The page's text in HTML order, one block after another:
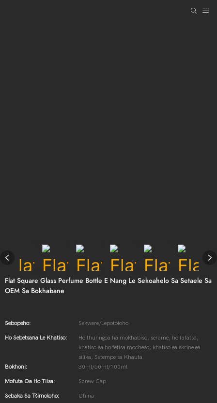
Flat Square Glass Perfume Bottle E Nang Le Sekoahelo Sa Setaele Sa
OEM Sa Bokhabane
Sebopeho: Sekwere/Lepotoloho
Ho Sebetsana Le Khatiso:
Ho thunngoa ha mokhabiso, serame, ho fafatsa,
khatiso ea ho fetisa mocheso, khatiso ea skrine ea
silika, Setempe sa Khauta.
Bokhoni:
30ml/50ml/100ml
Mofuta Oa Ho Tiisa: Screw Cap
Sebaka Sa Tšimoloho: China